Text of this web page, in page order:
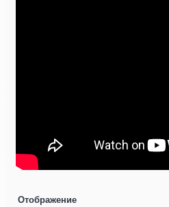
Отображение